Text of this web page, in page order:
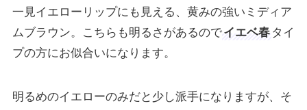
一見イエローリップにも見える、黄みの強いミディア
ムブラウン。こちらも明るさがあるのでイエベ春 タイ
プの方にお似合いになります。
明るめのイエローのみだと少し派手になりますが、そ